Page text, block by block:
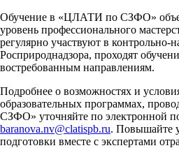
Обучение в «ЦЛАТИ по СЗФО»
уровень профессионального
регулярно участвуют в контрольно-
Росприроднадзора, проходят
востребованным направлениям.
Подробнее о возможностях и
образовательных программах,
СЗФО» уточняйте по электронной
baranova.nv@clatispb.ru. Повышайте
подготовки вместе с экспертами